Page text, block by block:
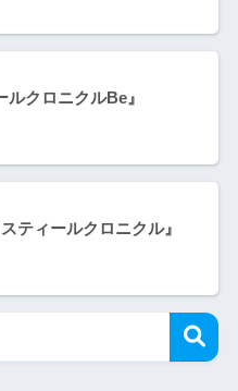
クロニクルBe』
ティールクロニクル』